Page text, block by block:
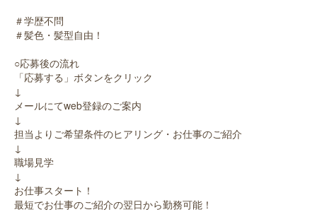
＃学歴不問
＃髪色・髪型自由！
○応募後の流れ
「応募する」ボタンをクリック
↓
メールにてweb登録のご案内
↓
担当よりご希望条件のヒアリング・お仕事のご紹介
↓
職場見学
↓
お仕事スタート！
最短でお仕事のご紹介の翌日から勤務可能！